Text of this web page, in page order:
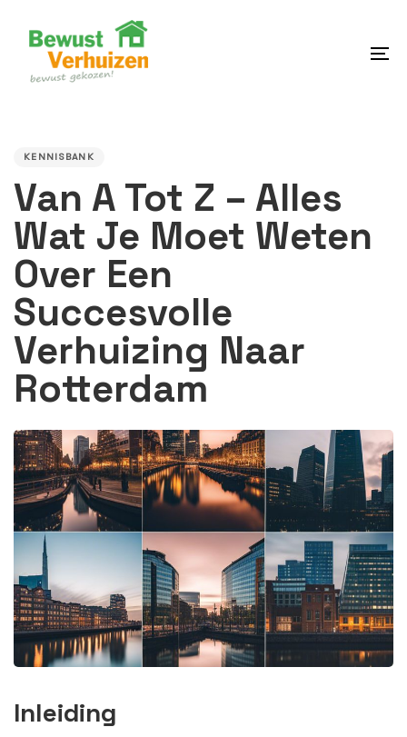
content
KENNISBANK
Van A Tot Z – Alles
Wat Je Moet Weten
Over Een
Succesvolle
Verhuizing Naar
Rotterdam
Inleiding